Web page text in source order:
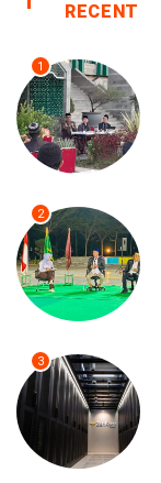
RECENT
1
2
3